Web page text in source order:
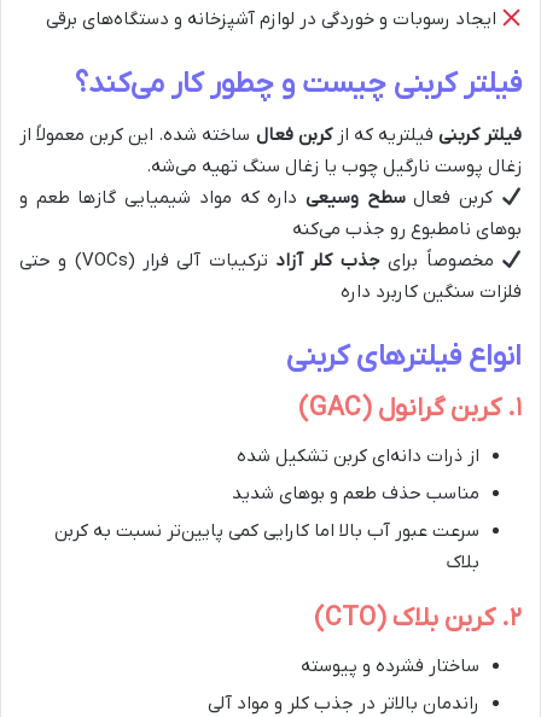
ایجاد رسوبات و خوردگی در لوازم آشپزخانه و دستگاه‌های برقی
فیلتر کربنی چیست و چطور کار می‌کند؟
فیلتر کربنی فیلتریه که ازکربن فعال ساخته شده. این کربن معمولاً از
زغال پوست نارگیل چوب یا زغال سنگ تهیه می‌شه.
کربن فعالسطح وسیعیداره که مواد شیمیایی گازها طعم و
بوهای نامطبوع رو جذب می‌کنه
مخصوصاً برایجذب کلر آزاد
ترکیبات آلی فرار (VOCs) و حتی
فلزات سنگین کاربرد داره
انواع فیلترهای کربنی
۱. کربن گرانول (GAC)
از ذرات دانه‌ای کربن تشکیل شده
مناسب حذف طعم و بوهای شدید
سرعت عبور آب بالا اما کارایی کمی پایین‌تر نسبت به کربن
بلاک
۲. کربن بلاک (CTO)
ساختار فشرده و پیوسته
راندمان بالاتر در جذب کلر و مواد آلی